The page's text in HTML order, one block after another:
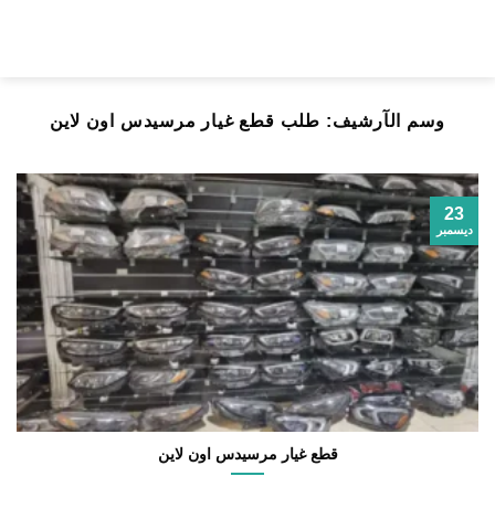
وسم الآرشيف: طلب قطع غيار مرسيدس اون لاين
قطع غيار مرسيدس اون لاين
23
ديسمبر